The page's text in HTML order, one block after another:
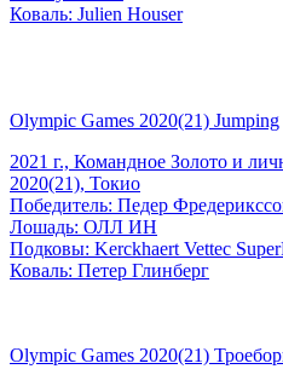
Коваль: Julien Houser
Olympic Games 2020(21) Jumping
2021 г., Командное Золото и
2020(21), Токио
Победитель: Педер
Лошадь: ОЛЛ ИН
Подковы: Kerckhaert Vettec
Коваль: Петер Глинберг
Olympic Games 2020(21)